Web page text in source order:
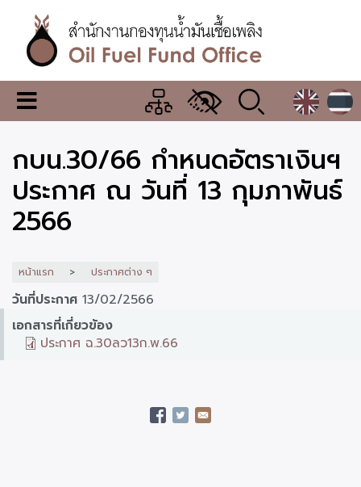
เนื้อหา
หลักสำนักงาน
กองทุน
น้ำมัน
เชื้อ
เพลิง
เมนู
เปลี่ยน
แสดง
ผล
กบน.30/66 กำหนดอัตราเงินฯ
ประกาศ ณ วันที่ 13 กุมภาพันธ์
2566
หน้าแรก ประกาศต่าง ๆ
วันที่ประกาศ 13/02/2566
เอกสารที่เกี่ยวข้อง
ประกาศ ฉ.30ลว13ก.พ.66